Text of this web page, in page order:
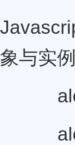
象与实